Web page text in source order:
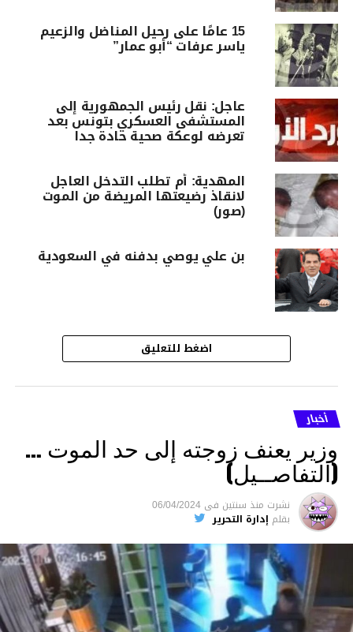
15 عامًا على رحيل المناضل والزعيم
ياسر عرفات “أبو عمار”
عاجل: نقل رئيس الجمهورية إلى
المستشفى العسكري بتونس بعد
تعرضه لوعكة صحية حادة جدا
المهدية: أم تطلب التدخل العاجل
لانقاذ رضيعتها المريضة من الموت
(صور)
بن علي يوصي بدفنه في السعودية
اضغط للتعليق
أخبار
وزير يعنف زوجته إلى حد الموت …
(التفاصــيل)
نشرت منذ سنتين فى 06/04/2024
بقلم إدارة التحرير